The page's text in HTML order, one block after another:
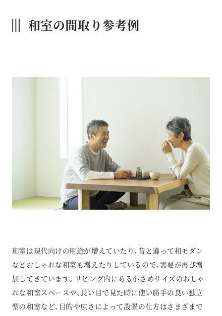
和室の間取り参考例
和室は現代向けの用途が増えていたり、昔と違って和モダン
などおしゃれな和室も増えたりしているので、需要が再び増
加してきています。リビング内にある小さめサイズのおしゃ
れな和室スペースや、長い目で見た時に使い勝手の良い独立
型の和室など、目的や広さによって設置の仕方はさまざまで